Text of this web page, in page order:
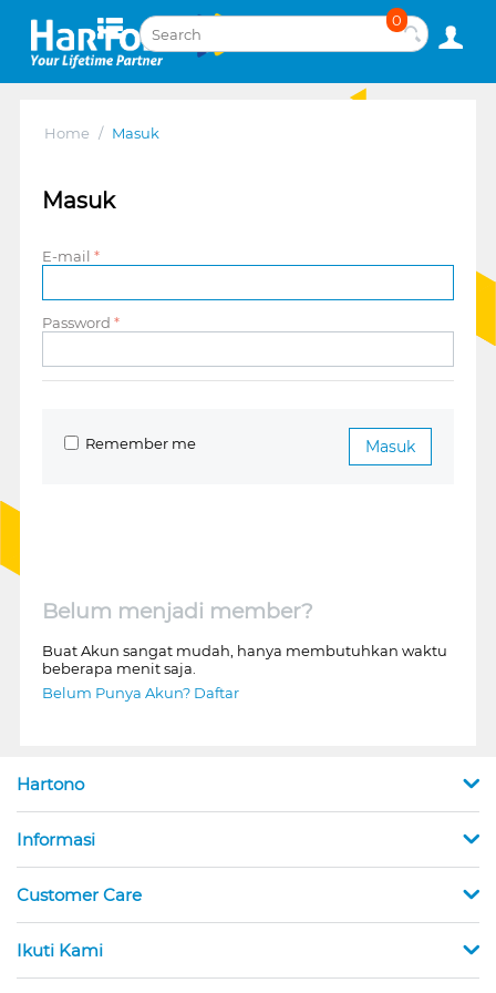
0
Home / Masuk
Masuk
E-mail
Password
Masuk
Remember me
Belum menjadi member?
Buat Akun sangat mudah, hanya membutuhkan waktu
beberapa menit saja.
Belum Punya Akun? Daftar
Hartono
Informasi
Customer Care
Ikuti Kami